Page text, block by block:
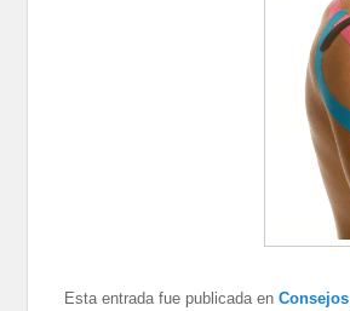
Esta entrada fue publicada enConsejos